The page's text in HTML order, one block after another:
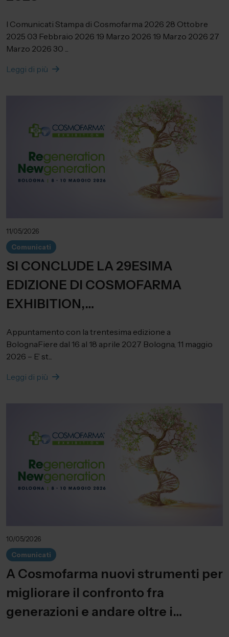
I Comunicati Stampa di Cosmofarma 2026 28 Ottobre
2025 03 Febbraio 2026 19 Marzo 2026 19 Marzo 2026 27
Marzo 2026 30 ...
Leggi di più
11/05/2026
Comunicati
SI CONCLUDE LA 29ESIMA
EDIZIONE DI COSMOFARMA
EXHIBITION,
400 AZIENDE, 150 CONVEGNI, 280
RELATORI E 28.284 PRESENZE
REGISTRATE.
Appuntamento con la trentesima edizione a
BolognaFiere dal 16 al 18 aprile 2027 Bologna, 11 maggio
2026 – E’ st...
Leggi di più
10/05/2026
Comunicati
A Cosmofarma nuovi strumenti per
migliorare il confronto fra
generazioni e andare oltre i